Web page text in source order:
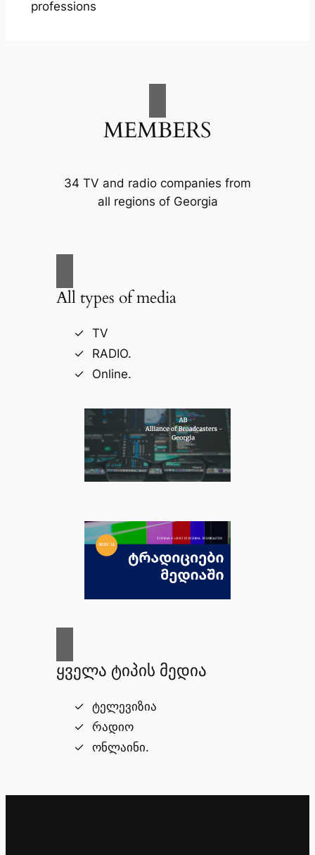
professions
MEMBERS
34 TV and radio companies from
all regions of Georgia
All types of media
TV
RADIO.
Online.
ყველა ტიპის მედია
ტელევიზია
რადიო
ონლაინი.